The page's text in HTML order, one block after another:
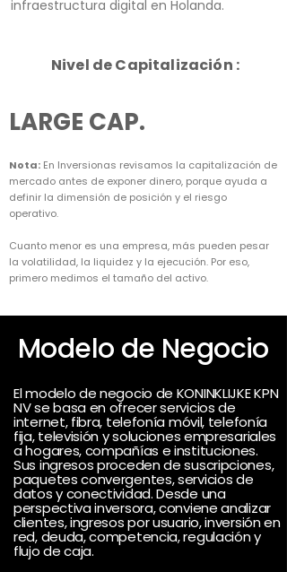
infraestructura digital en Holanda.
Nivel de Capitalización :
LARGE CAP.
Nota: En Inversionas revisamos la capitalización de
mercado antes de exponer dinero, porque ayuda a
definir la dimensión de posición y el riesgo
operativo.
Cuanto menor es una empresa, más pueden pesar
la volatilidad, la liquidez y la ejecución. Por eso,
primero medimos el tamaño del activo.
Modelo de Negocio
El modelo de negocio de KONINKLIJKE KPN
NV se basa en ofrecer servicios de
internet, fibra, telefonía móvil, telefonía
fija, televisión y soluciones empresariales
a hogares, compañías e instituciones.
Sus ingresos proceden de suscripciones,
paquetes convergentes, servicios de
datos y conectividad. Desde una
perspectiva inversora, conviene analizar
clientes, ingresos por usuario, inversión en
red, deuda, competencia, regulación y
flujo de caja.